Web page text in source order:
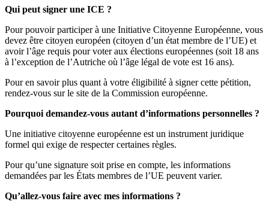
Qui peut signer une ICE ?
Pour pouvoir participer à une Initiative Citoyenne Européenne, vous
devez être citoyen européen (citoyen d’un état membre de l’UE) et
avoir l’âge requis pour voter aux élections européennes (soit 18 ans
à l’exception de l’Autriche où l’âge légal de vote est 16 ans).
Pour en savoir plus quant à votre éligibilité à signer cette pétition,
rendez-vous sur le site de la Commission européenne.
Pourquoi demandez-vous autant d’informations personnelles ?
Une initiative citoyenne européenne est un instrument juridique
formel qui exige de respecter certaines règles.
Pour qu’une signature soit prise en compte, les informations
demandées par les États membres de l’UE peuvent varier.
Qu’allez-vous faire avec mes informations ?